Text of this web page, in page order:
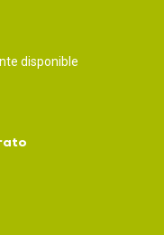
disponible